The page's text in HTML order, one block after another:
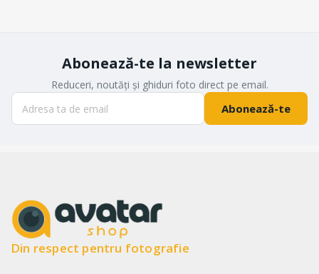
Abonează-te la newsletter
Reduceri, noutăți și ghiduri foto direct pe email.
Abonează-te
Din respect pentru fotografie